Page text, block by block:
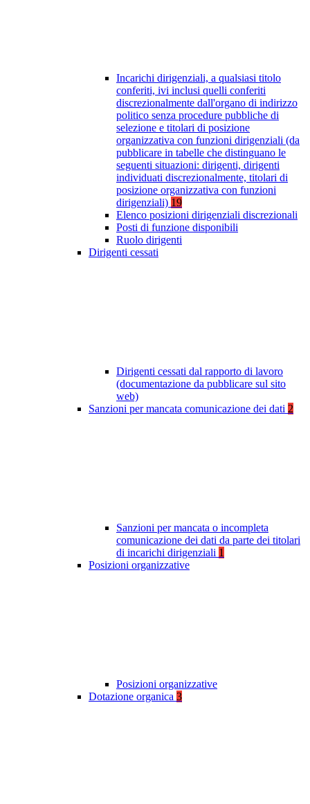
Incarichi dirigenziali, a qualsiasi titolo
conferiti, ivi inclusi quelli conferiti
discrezionalmente dall'organo di indirizzo
politico senza procedure pubbliche di
selezione e titolari di posizione
organizzativa con funzioni dirigenziali (da
pubblicare in tabelle che distinguano le
seguenti situazioni: dirigenti, dirigenti
individuati discrezionalmente, titolari di
posizione organizzativa con funzioni
dirigenziali) 19
Elenco posizioni dirigenziali discrezionali
Posti di funzione disponibili
Ruolo dirigenti
Dirigenti cessati
Dirigenti cessati dal rapporto di lavoro
(documentazione da pubblicare sul sito
web)
Sanzioni per mancata comunicazione dei dati 2
Sanzioni per mancata o incompleta
comunicazione dei dati da parte dei titolari
di incarichi dirigenziali 1
Posizioni organizzative
Posizioni organizzative
Dotazione organica 3